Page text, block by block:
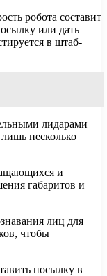
робота составит
или дать
в штаб-
лидарами
несколько
и
габаритов и
лиц для
чтобы
посылку в